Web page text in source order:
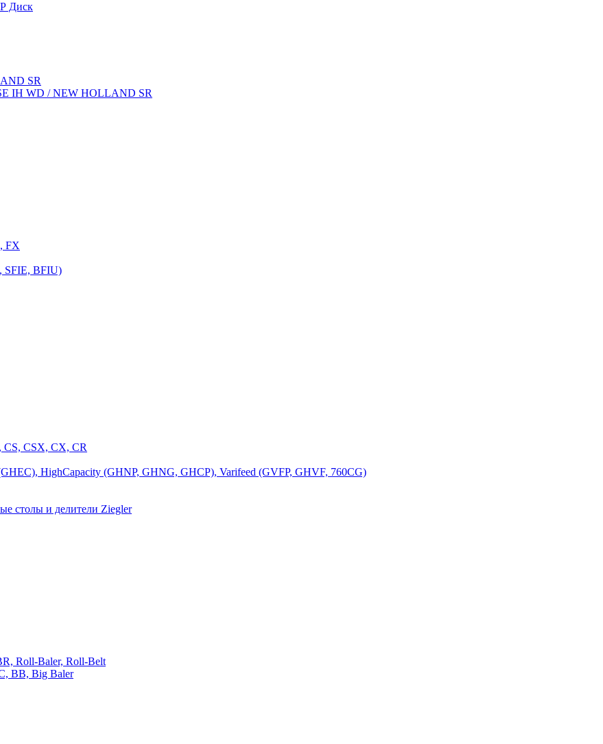
Диск
SR
IH WD / NEW HOLLAND SR
FX
SFIE, BFIU)
CSX, CX, CR
HighCapacity (GHNP, GHNG, GHCP), Varifeed (GVFP, GHVF, 760CG)
столы и делители Ziegler
Roll-Baler, Roll-Belt
BB, Big Baler